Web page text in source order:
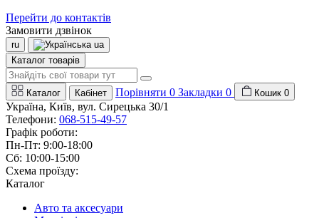
Перейти до контактів
Замовити дзвінок
ru
ua
Каталог товарів
Каталог Кабінет Порівняти 0 Закладки 0 Кошик 0
Україна, Київ, вул. Сирецька 30/1
Телефони: 068-515-49-57
Графік роботи:
Пн-Пт: 9:00-18:00
Сб: 10:00-15:00
Схема проїзду:
Каталог
Авто та аксесуари